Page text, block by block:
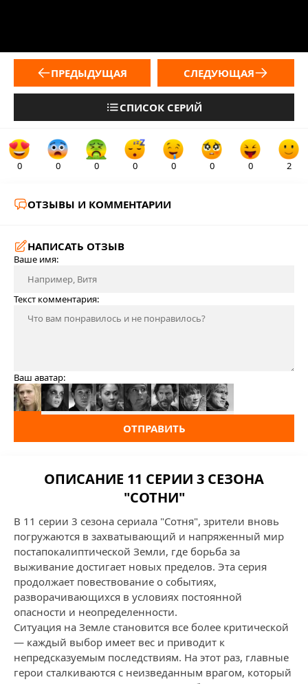
ПРЕДЫДУЩАЯ
СПИСОК СЕРИЙ
СЛЕДУЮЩАЯ
0 0 0 0 0 0 0 2
ОТЗЫВЫ И КОММЕНТАРИИ
НАПИСАТЬ ОТЗЫВ
Ваше имя:
Текст комментария:
Ваш аватар:
ОТПРАВИТЬ
ОПИСАНИЕ 11 СЕРИИ 3 СЕЗОНА
"СОТНИ"
В 11 серии 3 сезона сериала "Сотня", зрители вновь
погружаются в захватывающий и напряженный мир
постапокалиптической Земли, где борьба за
выживание достигает новых пределов. Эта серия
продолжает повествование о событиях,
разворачивающихся в условиях постоянной
опасности и неопределенности.
Ситуация на Земле становится все более критической
— каждый выбор имеет вес и приводит к
непредсказуемым последствиям. На этот раз, главные
герои сталкиваются с неизведанным врагом, который